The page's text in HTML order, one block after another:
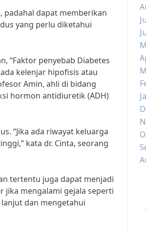
padahal dapat memberikan
yang perlu diketahui
“Faktor penyebab Diabetes
kelenjar hipofisis atau
Amin, ahli di bidang
hormon antidiuretik (ADH)
“Jika ada riwayat keluarga
kata dr. Cinta, seorang
tertentu juga dapat menjadi
jika mengalami gejala seperti
dan mengetahui